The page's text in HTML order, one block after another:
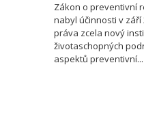
Zákon o preventivní
nabyl účinnosti v září
práva zcela nový
životaschopných
aspektů preventivní...